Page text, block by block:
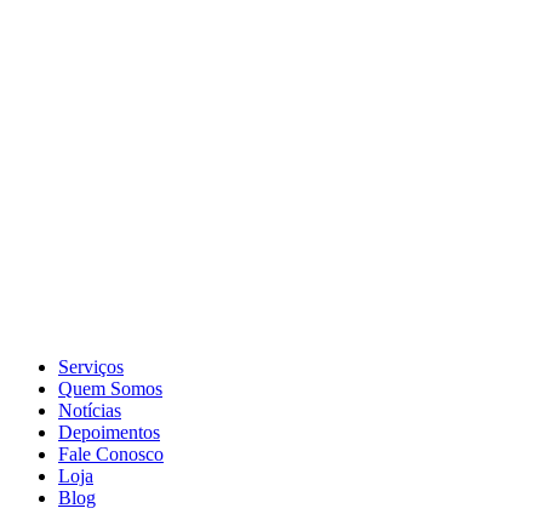
Serviços
Quem Somos
Notícias
Depoimentos
Fale Conosco
Loja
Blog